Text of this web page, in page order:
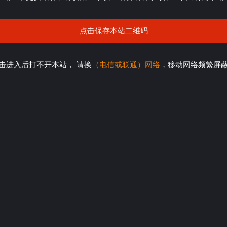
点击保存本站二维码
进入后打不开本站， 请换 （电信或联通）网络 ，移动网络频繁屏